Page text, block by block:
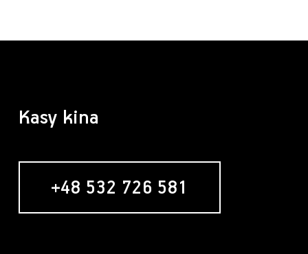
Kasy kina
+48 532 726 581